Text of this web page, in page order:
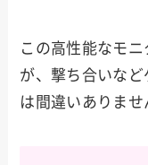
この高性能なモニ
が、撃ち合いなど
は間違いありませ